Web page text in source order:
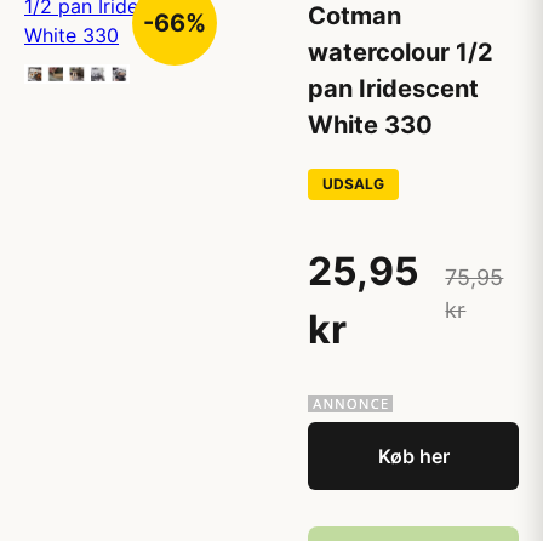
-66%
Cotman
watercolour 1/2
pan Iridescent
White 330
UDSALG
25,95
kr
75,95
kr
Køb her